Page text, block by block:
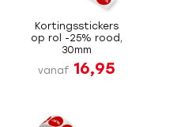
Kortingsstickers
op rol -25% rood,
30mm
vanaf 16,95